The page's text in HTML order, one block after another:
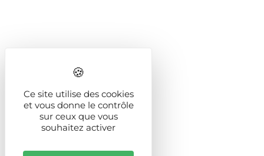
Ce site utilise des cookies
et vous donne le contrôle
sur ceux que vous
souhaitez activer